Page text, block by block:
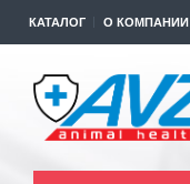
КАТАЛОГ О КОМПАНИИ